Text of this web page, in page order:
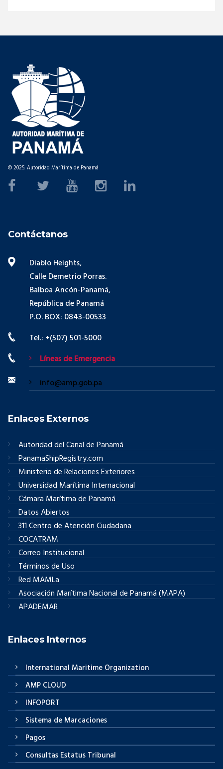
© 2025. Autoridad Marítima de Panamá
Contáctanos
Diablo Heights,
Calle Demetrio Porras.
Balboa Ancón-Panamá,
República de Panamá
P.O. BOX: 0843-00533
Tel.: +(507) 501-5000
Líneas de Emergencia
info@amp.gob.pa
Enlaces Externos
Autoridad del Canal de Panamá
PanamaShipRegistry.com
Ministerio de Relaciones Exteriores
Universidad Marítima Internacional
Cámara Marítima de Panamá
Datos Abiertos
311 Centro de Atención Ciudadana
COCATRAM
Correo Institucional
Términos de Uso
Red MAMLa
Asociación Marítima Nacional de Panamá (MAPA)
APADEMAR
Enlaces Internos
International Maritime Organization
AMP CLOUD
INFOPORT
Sistema de Marcaciones
Pagos
Consultas Estatus Tribunal